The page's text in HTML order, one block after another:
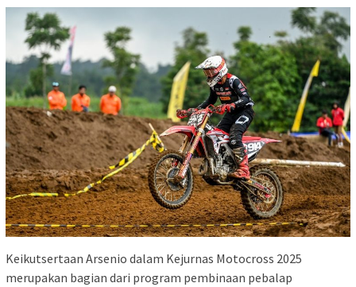
Keikutsertaan Arsenio dalam Kejurnas Motocross 2025
merupakan bagian dari program pembinaan pebalap